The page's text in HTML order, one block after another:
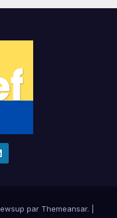
par Themeansar.